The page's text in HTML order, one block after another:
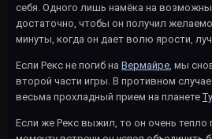
себя. Одного лишь намёка на
достаточно, чтобы он получил
минуты, когда он дает волю ярости,
Если Рекс не погиб на Вермайре , мы
второй части игры. В противном
весьма прохладный прием на планете
Если же Рекс выжил, то он очень тепло